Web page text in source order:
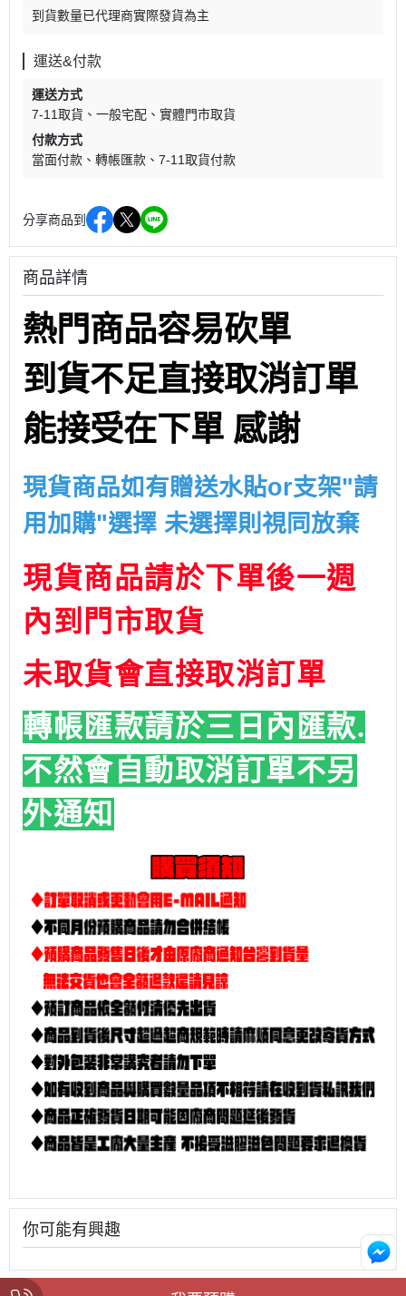
到貨數量已代理商實際發貨為主
運送&付款
運送方式
7-11取貨
一般宅配
實體門市取貨
付款方式
當面付款
轉帳匯款 7-11取貨付款
分享商品到
商品詳情
熱門商品容易砍單
到貨不足直接取消訂單
能接受在下單 感謝
現貨商品如有贈送水貼or支架"請
用加購"選擇 未選擇則視同放棄
現貨商品請於下單後一週
內到門市取貨
未取貨會直接取消訂單
轉帳匯款請於三日內匯款.
不然會自動取消訂單不另
外通知
你可能有興趣